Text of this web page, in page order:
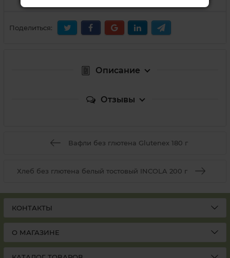
Поделиться:
Описание
Отзывы
Вафли без глютена Glutenex 180 г
Хлеб без глютена белый тостовый INCOLA 200 г
КОНТАКТЫ
О МАГАЗИНЕ